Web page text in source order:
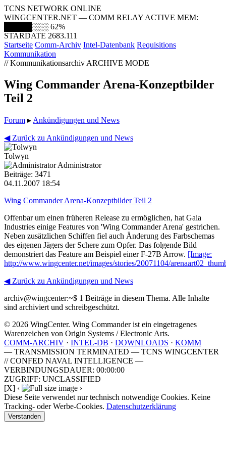
TCNS NETWORK ONLINE
WINGCENTER.NET — COMM RELAY ACTIVE MEM:
█████░░░ 62%
STARDATE 2683.111
Startseite Comm-Archiv Intel-Datenbank Requisitions
Kommunikation
// Kommunikationsarchiv ARCHIVE MODE
Wing Commander Arena-Konzeptbilder
Teil 2
Forum ▸ Ankündigungen und News
◀ Zurück zu Ankündigungen und News
Tolwyn
Administrator
Beiträge: 3471
04.11.2007 18:54
Wing Commander Arena-Konzeptbilder Teil 2
Offenbar um einen früheren Release zu ermöglichen, hat Gaia
Industries einige Features von 'Wing Commander Arena' gestrichen.
Neben zusätzlichen Schiffen fiel auch Änderung des Farbschemas
des eigenen Jägers der Schere zum Opfer. Das folgende Bild
demonstriert das Feature am Beispiel einer F-27B Arrow. [Image:
http://www.wingcenter.net/images/stories/20071104/
◀ Zurück zu Ankündigungen und News
archiv@wingcenter:~$ 1 Beiträge in diesem Thema. Alle Inhalte
sind archiviert und schreibgeschützt.
© 2026 WingCenter. Wing Commander ist ein eingetragenes
Warenzeichen von Origin Systems / Electronic Arts.
COMM-ARCHIV · INTEL-DB · DOWNLOADS · KOMM
— TRANSMISSION TERMINATED — TCNS WINGCENTER
// CONFED NAVAL INTELLIGENCE —
VERBINDUNGSDAUER: 00:00:00
ZUGRIFF: UNCLASSIFIED
[X] ‹
›
Diese Seite verwendet nur technisch notwendige Cookies. Keine
Tracking- oder Werbe-Cookies. Datenschutzerklärung
Verstanden